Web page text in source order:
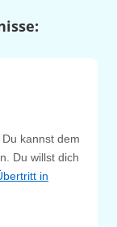
kannst dem
Du willst dich
in